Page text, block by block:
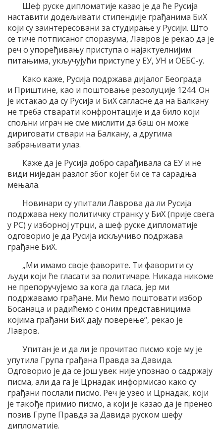
Шеф руске дипломатије казао је да ће Русија
наставити додељивати стипендије грађанима БиХ
који су заинтересовани за студирање у Русији. Што
се тиче потписаног споразума, Лавров је рекао да је
реч о упоређивању приступа о најактуелнијим
питањима, укључујући приступе у ЕУ, УН и ОЕБС-у.
Како каже, Русија подржава дијалог Београда
и Приштине, као и поштовање резолуције 1244. Он
је истакао да су Русија и БиХ сагласне да на Балкану
не треба стварати конфронтације и да било који
спољни играч не сме мислити да баш он може
дириговати ствари на Балкану, а другима
забрањивати улаз.
Каже да је Русија добро сарађивала са ЕУ и не
види ниједан разлог због којег би се та сарадња
мењала.
Новинари су упитали Лаврова да ли Русија
подржава неку политичку странку у БиХ (прије свега
у РС) у изборној утрци, а шеф руске дипломатије
одговорио је да Русија искључиво подржава
грађане БиХ.
„Ми имамо своје фаворите. Ти фаворити су
људи који ће гласати за политичаре. Никада никоме
не препоручујемо за кога да гласа, јер ми
подржавамо грађане. Ми ћемо поштовати избор
Босанаца и радићемо с оним представницима
којима грађани БиХ дају поверење“, рекао је
Лавров.
Упитан је и да ли је прочитао писмо које му је
упутила Група грађана Правда за Давида.
Одговорио је да се још увек није упознао о садржају
писма, али да га је Црнадак информисао како су
грађани послали писмо. Реч је узео и Црнадак, који
је такође примио писмо, а који је казао да је пренео
позив Групе Правда за Давида руском шефу
дипломатије.